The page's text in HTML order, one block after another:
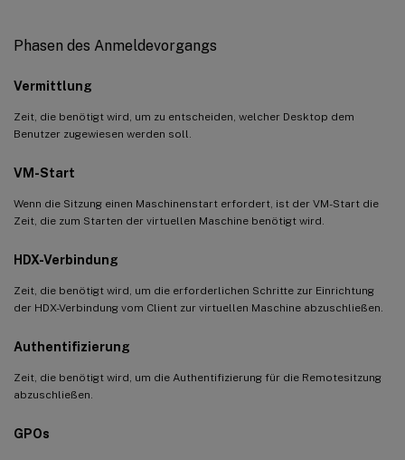
Phasen des Anmeldevorgangs
Vermittlung
Zeit, die benötigt wird, um zu entscheiden, welcher Desktop dem
Benutzer zugewiesen werden soll.
VM-Start
Wenn die Sitzung einen Maschinenstart erfordert, ist der VM-Start die
Zeit, die zum Starten der virtuellen Maschine benötigt wird.
HDX-Verbindung
Zeit, die benötigt wird, um die erforderlichen Schritte zur Einrichtung
der HDX-Verbindung vom Client zur virtuellen Maschine abzuschließen.
Authentifizierung
Zeit, die benötigt wird, um die Authentifizierung für die Remotesitzung
abzuschließen.
GPOs